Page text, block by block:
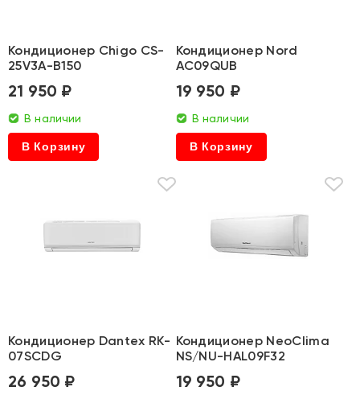
Кондиционер Chigo CS-
25V3A-B150
21 950 ₽
В наличии
В Корзину
Кондиционер Nord
AC09QUB
19 950 ₽
В наличии
В Корзину
Кондиционер Dantex RK-
07SCDG
26 950 ₽
Кондиционер NeoClima
NS/NU-HAL09F32
19 950 ₽